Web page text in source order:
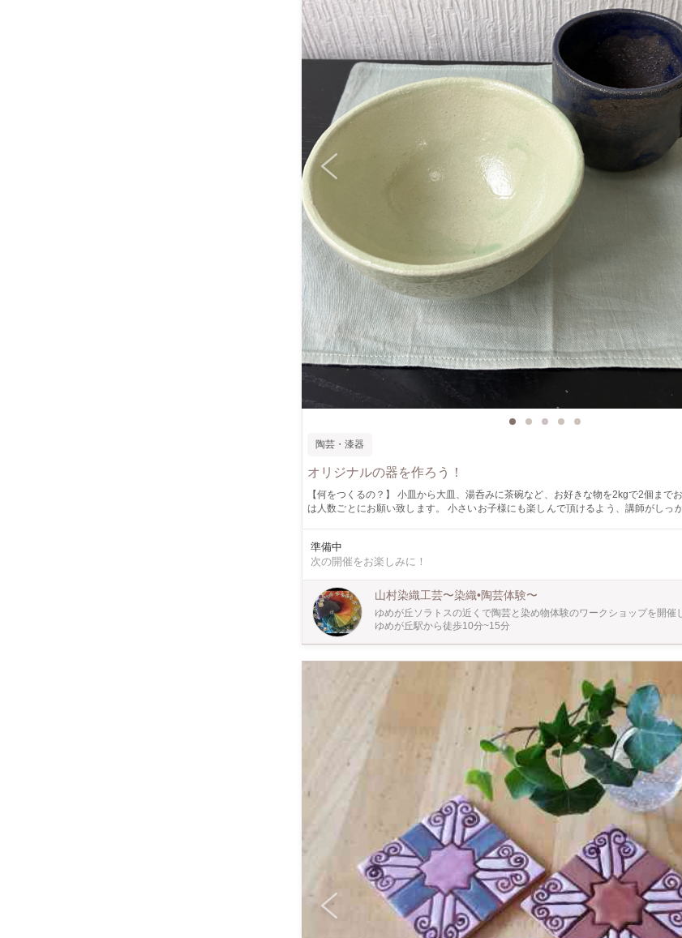
陶芸・漆器
オリジナルの器を作ろう！
【何をつくるの？】 小皿から大皿、湯呑みに茶碗など、お好きな物を2kgで2個まで
は人数ごとにお願い致します。 小さいお子様にも楽しんで頂けるよう、講師がしっ
り色付けするとはっきりと発色します 色付けの色は5種類からお選び下さい 赤、青、黄緑、透明、焦茶の中
からひとつの作品につき1色選んで頂き、ワークショップ終了後先生が色付けをします 《こんな人にオス
ワークショップも同会場で開催中!!】 山村染織工芸の工場で染織ワークショップも開
のTシャツも染められますのでご興味のある方お待ちしております。
準備中
次の開催をお楽しみに！
山村染織工芸〜染織•陶芸体験〜
ゆめが丘ソラトスの近くで陶芸と染め物体験のワークショップを開催
ゆめが丘駅から徒歩10分~15分